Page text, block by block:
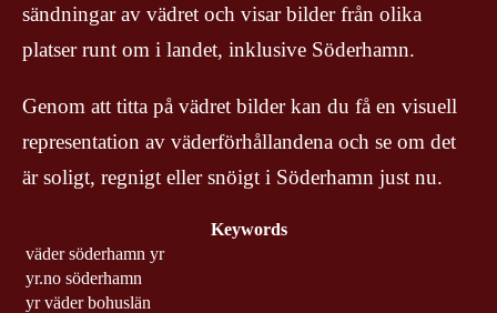
sändningar av vädret och visar bilder från olika
platser runt om i landet, inklusive Söderhamn.
Genom att titta på vädret bilder kan du få en visuell
representation av väderförhållandena och se om det
är soligt, regnigt eller snöigt i Söderhamn just nu.
Keywords
väder söderhamn yr
yr.no söderhamn
yr väder bohuslän